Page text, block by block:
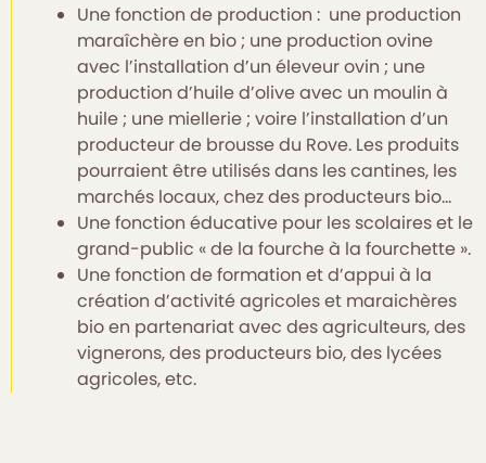
Une fonction de production : une production
maraîchère en bio ; une production ovine
avec l’installation d’un éleveur ovin ; une
production d’huile d’olive avec un moulin à
huile ; une miellerie ; voire l’installation d’un
producteur de brousse du Rove. Les produits
pourraient être utilisés dans les cantines, les
marchés locaux, chez des producteurs bio…
Une fonction éducative pour les scolaires et le
grand-public « de la fourche à la fourchette ».
Une fonction de formation et d’appui à la
création d’activité agricoles et maraichères
bio en partenariat avec des agriculteurs, des
vignerons, des producteurs bio, des lycées
agricoles, etc.